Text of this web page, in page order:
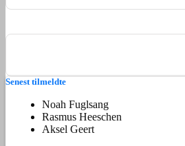
Senest tilmeldte
Noah Fuglsang
Rasmus Heeschen
Aksel Geert